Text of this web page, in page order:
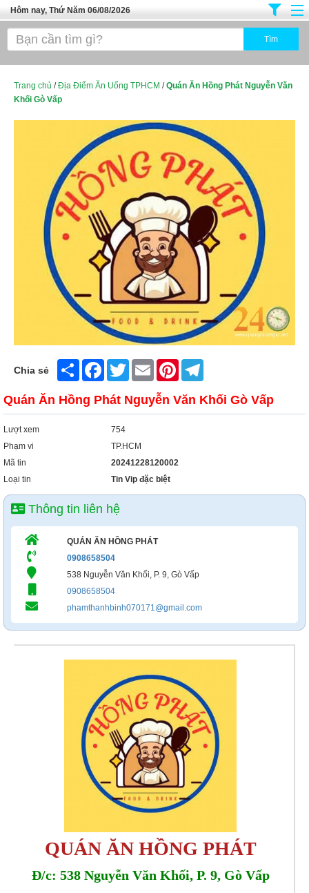
Hôm nay, Thứ Năm 06/08/2026
Trang chủ
Tuyển Sinh Đào Tạo
Đồ Dùng Nội Ngoại Thất
Điện Tử Điện Máy
Thời Trang
Hàng Tiêu Dùng
Trang chủ /Địa Điểm Ăn Uống TPHCM /Quán Ăn Hồng Phát Nguyễn Văn
Khối Gò Vấp
Chia sẻ Share FacebookTwitter Email Pinterest
Quán Ăn Hồng Phát Nguyễn Văn Khối Gò Vấp
Lượt xem
754
Phạm vi
TP.HCM
Mã tin
20241228120002
Loại tin
Tin Vip đặc biệt
Thông tin liên hệ
QUÁN ĂN HỒNG PHÁT
0908658504
538 Nguyễn Văn Khối, P. 9, Gò Vấp
0908658504
phamthanhbinh070171@gmail.com
QUÁN ĂN HỒNG PHÁT
Đ/c: 538 Nguyễn Văn Khối, P. 9, Gò Vấp